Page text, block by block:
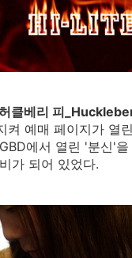
클베리 피
예매 페이지가 열
에서 열린 '분신'
가 되어 있었다.